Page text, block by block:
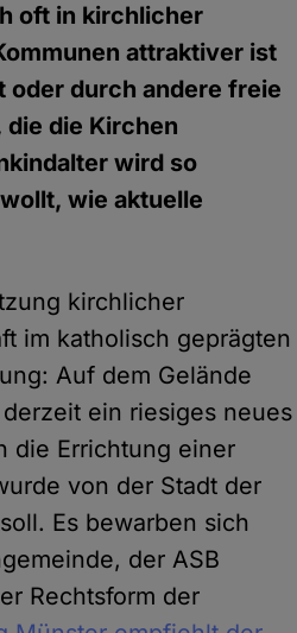
oft in kirchlicher
attraktiver ist
oder durch andere freie
die Kirchen
wird so
wie aktuelle
kirchlicher
im katholisch geprägten
Auf dem Gelände
ein riesiges neues
die Errichtung einer
von der Stadt der
Es bewarben sich
der ASB
Rechtsform der